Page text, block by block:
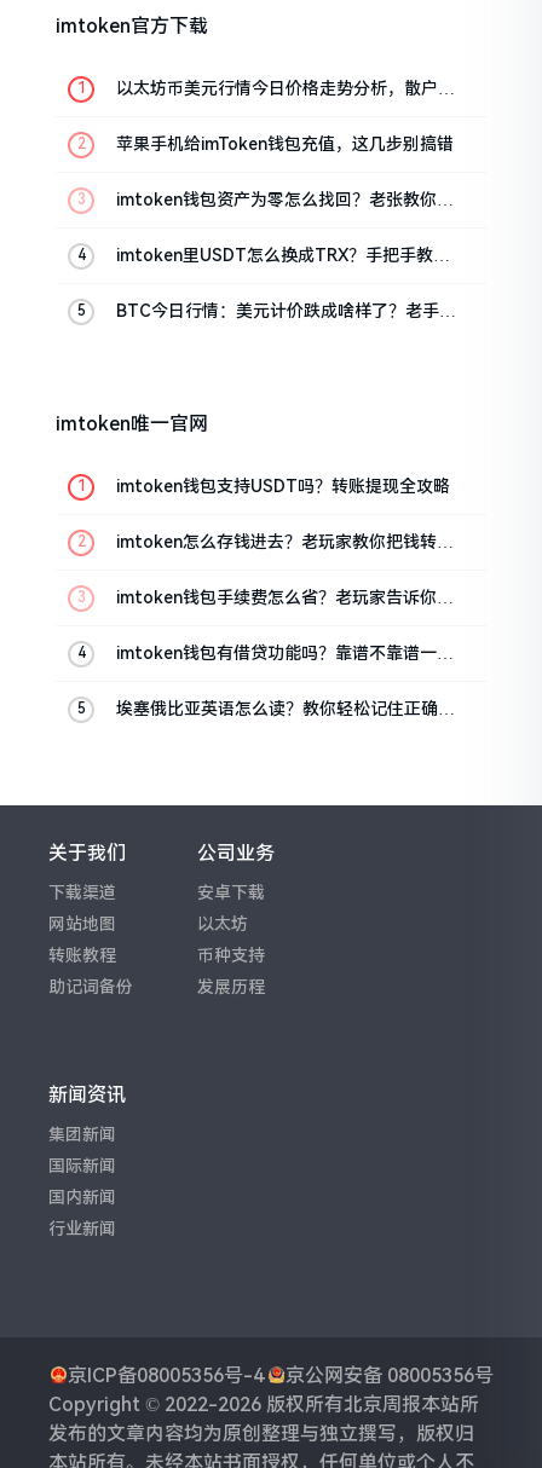
imtoken官方下载
以太坊币美元行情今日价格走势分析，散户如
苹果手机给imToken钱包充值，这几步别搞错
imtoken钱包资产为零怎么找回？老张教你几
imtoken里USDT怎么换成TRX？手把手教你
BTC今日行情：美元计价跌成啥样了？老手教
imtoken唯一官网
imtoken钱包支持USDT吗？转账提现全攻略
imtoken怎么存钱进去？老玩家教你把钱转进
imtoken钱包手续费怎么省？老玩家告诉你几
imtoken钱包有借贷功能吗？靠谱不靠谱一文
埃塞俄比亚英语怎么读？教你轻松记住正确发
关于我们
下载渠道
网站地图
转账教程
助记词备份
公司业务
安卓下载
以太坊
币种支持
发展历程
新闻资讯
集团新闻
国际新闻
国内新闻
行业新闻
京ICP备08005356号-4
京公网安备 08005356号
Copyright © 2022-2026 版权所有北京周报本站所
发布的文章内容均为原创整理与独立撰写，版权归
本站所有。未经本站书面授权，任何单位或个人不